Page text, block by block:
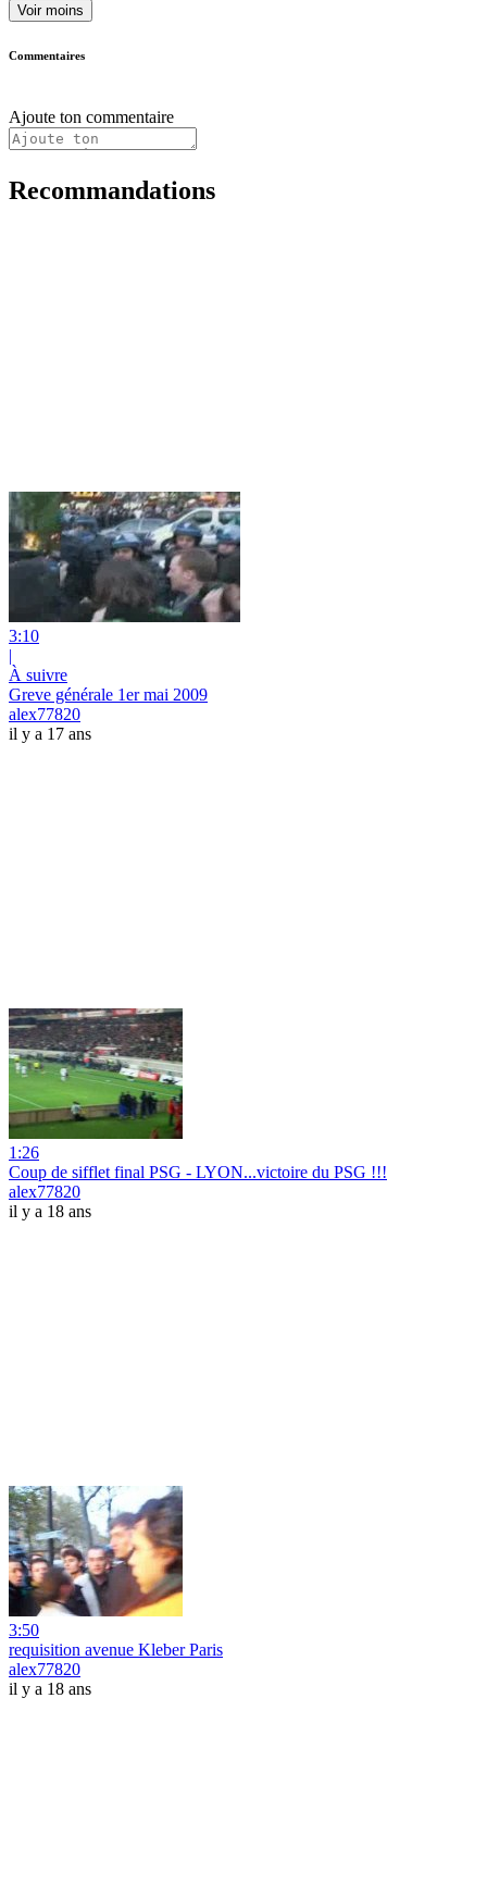
Voir moins
Commentaires
Ajoute ton commentaire
Recommandations
3:10
|
À suivre
Greve générale 1er mai 2009
alex77820
il y a 17 ans
1:26
Coup de sifflet final PSG - LYON...victoire du PSG !!!
alex77820
il y a 18 ans
3:50
requisition avenue Kleber Paris
alex77820
il y a 18 ans